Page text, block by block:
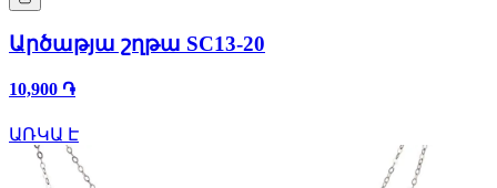
Արծաթյա շղթա SC13-20
10,900 ֏
ԱՌԿԱ Է